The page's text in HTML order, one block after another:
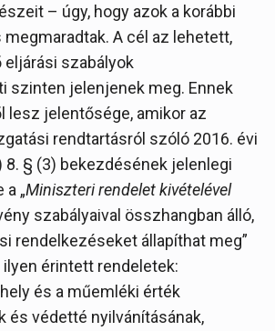
– úgy, hogy azok a korábbi
A cél az lehetett,
eljárási szabályok
szinten jelenjenek meg. Ennek
lesz jelentősége, amikor az
rendtartásról szóló 2016. évi
8. § (3) bekezdésének jelenlegi
„Miniszteri rendelet kivételével
szabályaival összhangban álló,
rendelkezéseket állapíthat meg”
érintett rendeletek:
és a műemléki érték
és védetté nyilvánításának,